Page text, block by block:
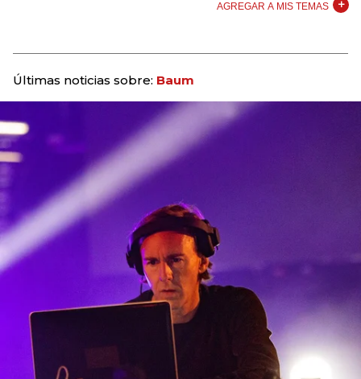
AGREGAR A MIS TEMAS
Últimas noticias sobre: Baum